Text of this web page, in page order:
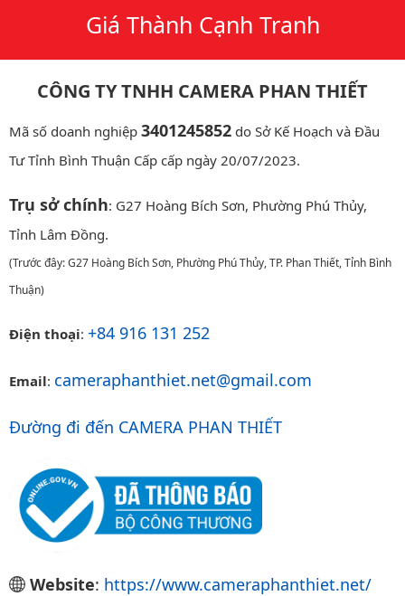
Giá Thành Cạnh Tranh
CÔNG TY TNHH CAMERA PHAN THIẾT
Mã số doanh nghiệp 3401245852 do Sở Kế Hoạch và Đầu
Tư Tỉnh Bình Thuận Cấp cấp ngày 20/07/2023.
Trụ sở chính: G27 Hoàng Bích Sơn, Phường Phú Thủy,
Tỉnh Lâm Đồng.
(Trước đây: G27 Hoàng Bích Sơn, Phường Phú Thủy, TP. Phan Thiết, Tỉnh Bình
Thuận)
Điện thoại: +84 916 131 252
Email: cameraphanthiet.net@gmail.com
Đường đi đến CAMERA PHAN THIẾT
Website: https://www.cameraphanthiet.net/